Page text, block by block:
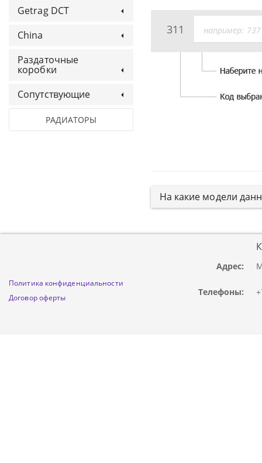
Getrag DCT
China
Раздаточные
коробки
Сопутствующие
РАДИАТОРЫ
311
На какие модели
Политика конфиденциальности
Договор оферты
Адрес:
Телефоны: